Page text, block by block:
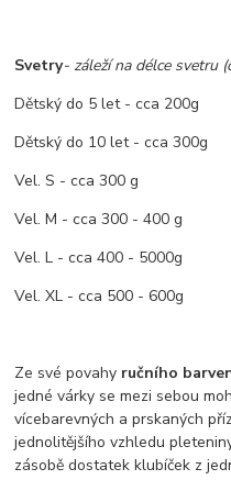
Svetry- záleží na délce svetru
Dětský do 5 let - cca 200g
Dětský do 10 let - cca 300g
Vel. S - cca 300 g
Vel. M - cca 300 - 400 g
Vel. L - cca 400 - 5000g
Vel. XL - cca 500 - 600g
Ze své povahy ručního
jedné várky se mezi sebou
vícebarevných a prskaných
jednolitějšího vzhledu
zásobě dostatek klubíček z